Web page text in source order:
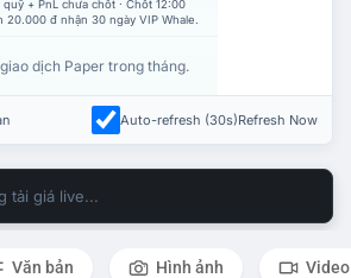
+ PnL chưa chốt · Chốt 12:00
20.000 đ nhận 30 ngày VIP Whale.
dịch Paper trong tháng.
Auto-refresh (30s)Refresh Now
tải giá live...
Văn bản Hình ảnh Video